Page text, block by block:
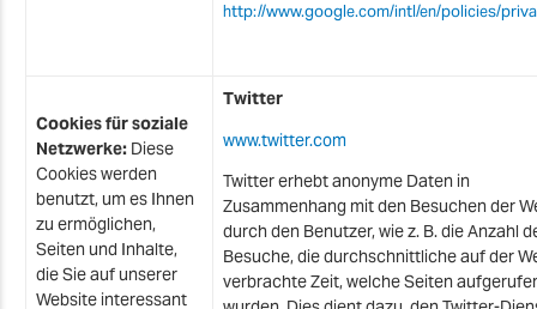
http://www.google.com/intl/en/policies/
Cookies für soziale
Netzwerke: Diese
Cookies werden
benutzt, um es Ihnen
zu ermöglichen,
Seiten und Inhalte,
die Sie auf unserer
Website interessant
Twitter
www.twitter.com
Twitter erhebt anonyme Daten in
Zusammenhang mit den Besuchen der
durch den Benutzer, wie z. B. die Anzahl
Besuche, die durchschnittliche auf der
verbrachte Zeit, welche Seiten